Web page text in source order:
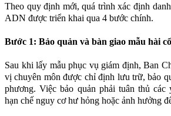
Theo quy định mới, quá trình xác định
ADN được triển khai qua 4 bước chính.
Bước 1: Bảo quản và bàn giao mẫu hài
Sau khi lấy mẫu phục vụ giám định, Ban
vị chuyên môn được chỉ định lưu trữ, bảo
phương. Việc bảo quản phải tuân thủ các
hạn chế nguy cơ hư hỏng hoặc ảnh hưởng